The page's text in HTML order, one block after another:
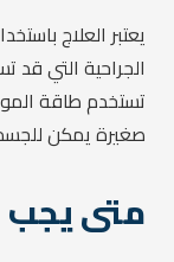
يعتبر العلاج
الجراحية التي
تستخدم طاقة
صغيرة يمكن
متى يجب